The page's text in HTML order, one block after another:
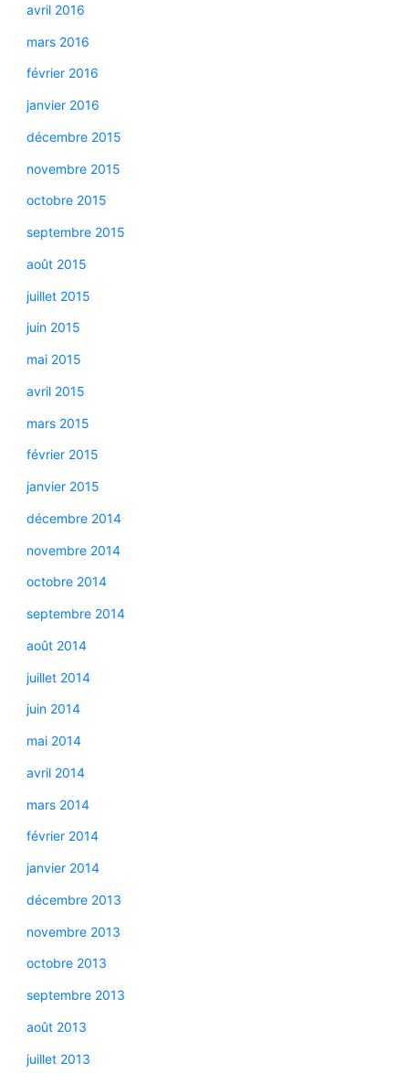
avril 2016
mars 2016
février 2016
janvier 2016
décembre 2015
novembre 2015
octobre 2015
septembre 2015
août 2015
juillet 2015
juin 2015
mai 2015
avril 2015
mars 2015
février 2015
janvier 2015
décembre 2014
novembre 2014
octobre 2014
septembre 2014
août 2014
juillet 2014
juin 2014
mai 2014
avril 2014
mars 2014
février 2014
janvier 2014
décembre 2013
novembre 2013
octobre 2013
septembre 2013
août 2013
juillet 2013